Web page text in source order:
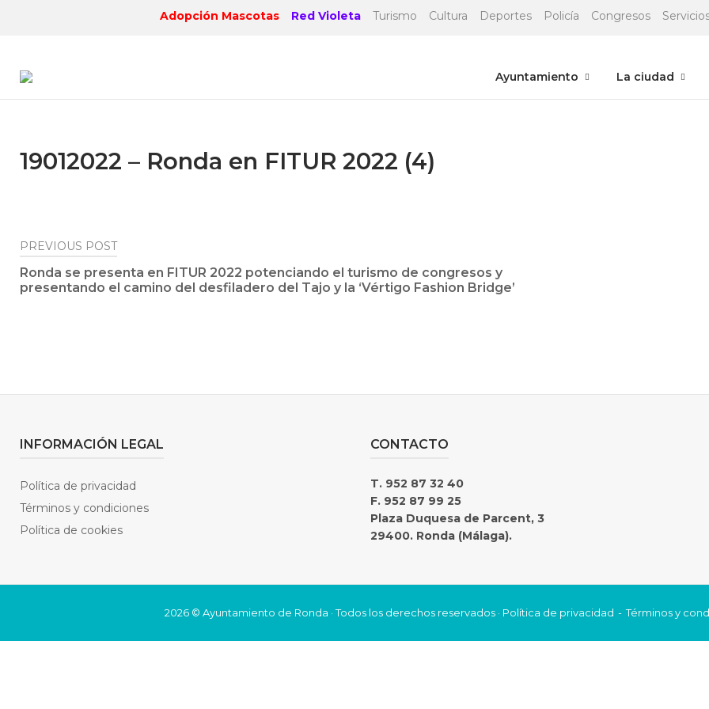
Adopción Mascotas Red Violeta Turismo Cultura Deportes Policía Congresos
Ayuntamiento La ciudad
19012022 – Ronda en FITUR 2022 (4)
Post
navigation
PREVIOUS POST
Ronda se presenta en FITUR 2022 potenciando el turismo de congresos y
presentando el camino del desfiladero del Tajo y la ‘Vértigo Fashion Bridge’
INFORMACIÓN LEGAL
Política de privacidad
Términos y condiciones
Política de cookies
CONTACTO
T. 952 87 32 40
F. 952 87 99 25
Plaza Duquesa de Parcent, 3
29400. Ronda (Málaga).
2026 © Ayuntamiento de Ronda · Todos los derechos reservados · Política de privacidad Términos y